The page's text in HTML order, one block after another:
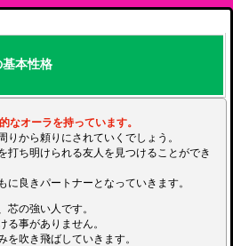
本性格
なオーラを持っています。
りから頼りにされていくでしょう。
打ち明けられる友人を見つけることができ
に良きパートナーとなっていきます。
芯の強い人です。
る事がありません。
吹き飛ばしていきます。